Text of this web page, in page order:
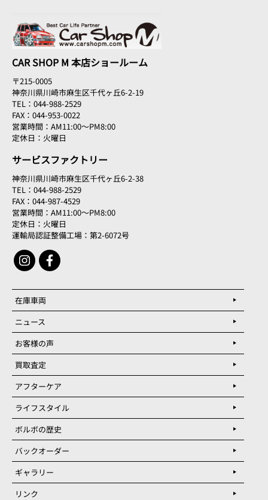
CAR SHOP M 本店ショールーム
〒215-0005
神奈川県川崎市麻生区千代ヶ丘6-2-19
TEL：044-988-2529
FAX：044-953-0022
営業時間：AM11:00～PM8:00
定休日：火曜日
サービスファクトリー
神奈川県川崎市麻生区千代ヶ丘6-2-38
TEL：044-988-2529
FAX：044-987-4529
営業時間：AM11:00～PM8:00
定休日：火曜日
運輸局認証整備工場：第2-6072号
在庫車両
ニュース
お客様の声
買取査定
アフターケア
ライフスタイル
ボルボの歴史
バックオーダー
ギャラリー
リンク